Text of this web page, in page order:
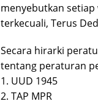
menyebutkan
terkecuali, Terus
Secara hirarki
tentang peraturan
1. UUD 1945
2. TAP MPR